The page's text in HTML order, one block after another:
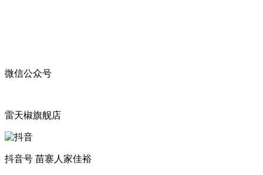
微信公众号
雷天椒旗舰店
抖音号 苗寨人家佳裕